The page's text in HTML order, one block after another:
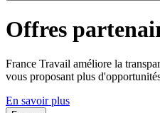
Offres
France Travail améliore la
vous proposant plus
En savoir plus